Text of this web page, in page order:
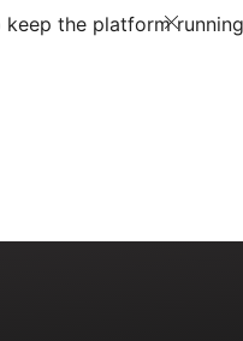
the platform